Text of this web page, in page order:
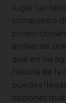
lugar
compuesto
ambiente
que en las
historia de la
puedes
opciones